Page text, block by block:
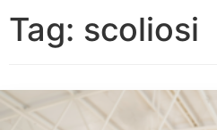
Tag: scoliosi